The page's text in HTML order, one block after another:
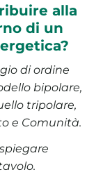
alla
di un
di ordine
bipolare,
tripolare,
e Comunità.